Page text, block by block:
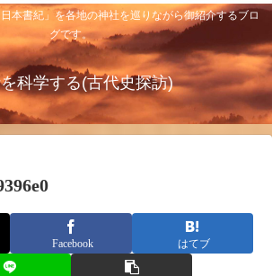
本書紀」を各地の神社を巡りながら御紹介するブロ
グです。
科学する(古代史探訪)
Facebook はてブ